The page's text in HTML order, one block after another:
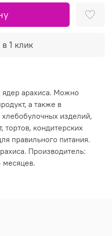
1 клик
арахиса. Можно
а также в
изделий,
тортов, кондитерских
правильного питания.
Производитель:
месяцев.